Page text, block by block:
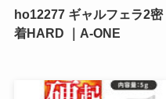
ho12277 ギャルフェラ2密
着HARD ｜A-ONE